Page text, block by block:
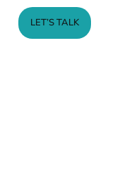
LET’S TALK